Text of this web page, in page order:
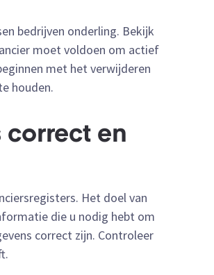
bedrijven onderling. Bekijk
moet voldoen om actief
met het verwijderen
houden.
correct en
Het doel van
die u nodig hebt om
correct zijn. Controleer